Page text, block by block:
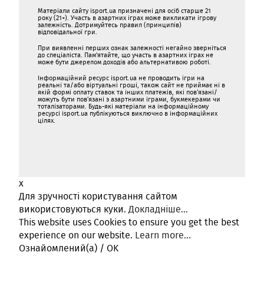
Матеріали сайту isport.ua призначені для осіб старше 21
року (21+). Участь в азартних іграх може викликати ігрову
залежність. Дотримуйтесь правил (принципів)
відповідальної гри.
При виявленні перших ознак залежності негайно зверніться
до спеціаліста. Пам'ятайте, що участь в азартних іграх не
може бути джерелом доходів або альтернативою роботі.
Інформаційний ресурс isport.ua не проводить ігри на
реальні та/або віртуальні гроші, також сайт не приймає ні в
якій формі оплату ставок та інших платежів, які пов’язані/
можуть бути пов’язані з азартними іграми, букмекерами чи
тоталізаторами. Будь-які матеріали на інформаційному
ресурсі isport.ua публікуються виключно в інформаційних
цілях.
x
Для зручності користування сайтом
використовуються куки.Докладніше...
This website uses Cookies to ensure you get the best
experience on our website. Learn more...
Ознайомлений(а) / OK